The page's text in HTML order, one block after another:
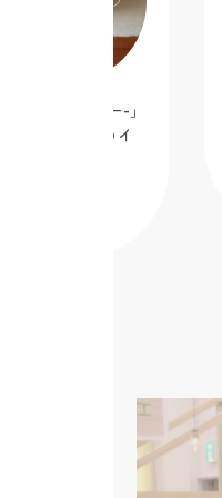
ドロシー-」
ハートトーカイ